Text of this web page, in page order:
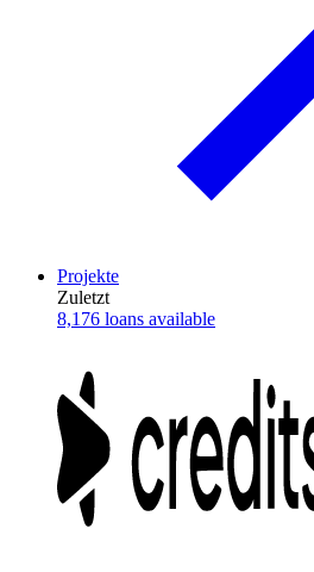
Projekte
Zuletzt
8,176 loans available